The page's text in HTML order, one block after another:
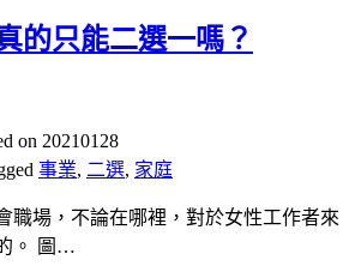
的只能二選一嗎？
on 20210128
事業, 二選, 家庭
職場，不論在哪裡，對於女性工作者來
。 圖…